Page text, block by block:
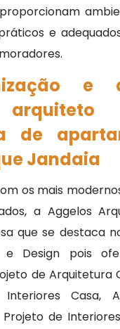
e
e
de
Jandaia
os mais
a Aggelos
que se destaca
e Design pois
de Arquitetura
Casa,
Projeto de